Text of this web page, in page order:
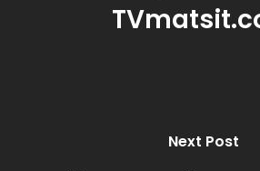
Next Post